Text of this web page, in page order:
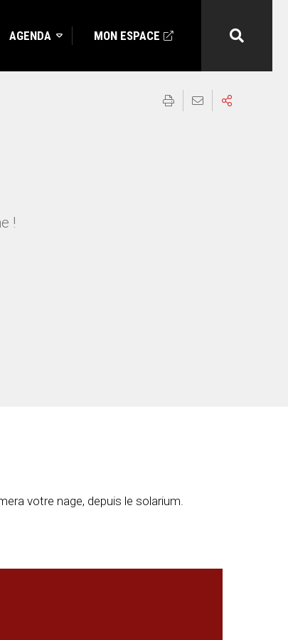
AGENDA MON ESPACE
!
votre nage, depuis le solarium.